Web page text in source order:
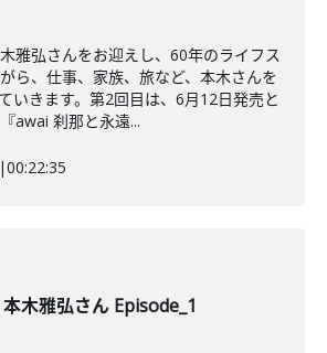
雅弘さんをお迎えし、60年のライフス
ら、仕事、家族、旅など、本木さんを
いきます。第2回目は、6月12日発売と
awai 刹那と永遠...
|00:22:35
本木雅弘さん Episode_1